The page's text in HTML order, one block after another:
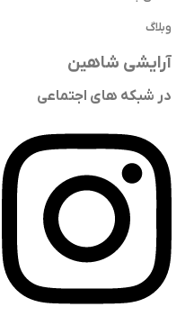
وبلاگ
آرایشی شاهین
در شبکه های اجتماعی